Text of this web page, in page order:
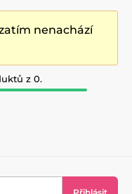
nenachází
z 0.